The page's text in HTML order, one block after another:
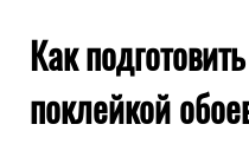
Как
поклейкой